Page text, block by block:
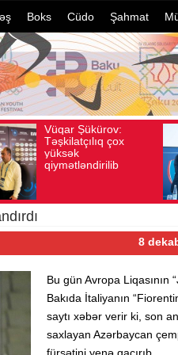
Boks Cüdo Şahmat
2 milyonluq
Avqust 04, 2026
8
Bu gün Avropa Liqasının
Bakıda İtaliyanın
saytı xəbər verir ki, son
saxlayan Azərbaycan